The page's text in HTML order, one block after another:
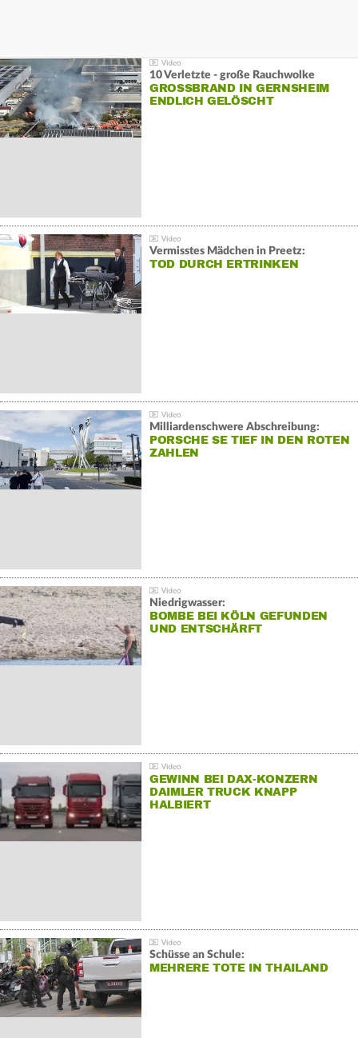
10 Verletzte - große Rauchwolke
GROSSBRAND IN GERNSHEIM E
NDLICH GELÖSCHT
Vermisstes Mädchen in Preetz:
TOD DURCH ERTRINKEN
Milliardenschwere Abschreibung:
PORSCHE SE TIEF IN DEN ROTEN
ZAHLEN
Niedrigwasser:
BOMBE BEI KÖLN GEFUNDEN
UND ENTSCHÄRFT
GEWINN BEI DAX-KONZERN
DAIMLER TRUCK KNAPP
HALBIERT
Schüsse an Schule:
MEHRERE TOTE IN THAILAND